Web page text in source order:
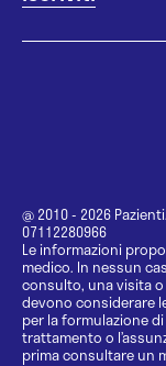
@ 2010 - 2026
07112280966
Le informazioni
medico. In nessun
consulto, una visita
devono considerare
per la formulazione
trattamento o
prima consultare un